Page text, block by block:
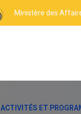
Ministère des
ACTIVITÉS ET